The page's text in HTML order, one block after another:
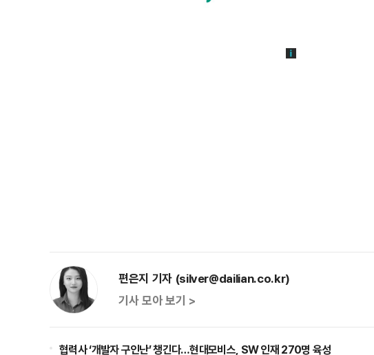
편은지 기자 (silver@dailian.co.kr)
기사 모아 보기 >
협력사 ‘개발자 구인난’ 챙긴다…현대모비스, SW 인재 270명 육성